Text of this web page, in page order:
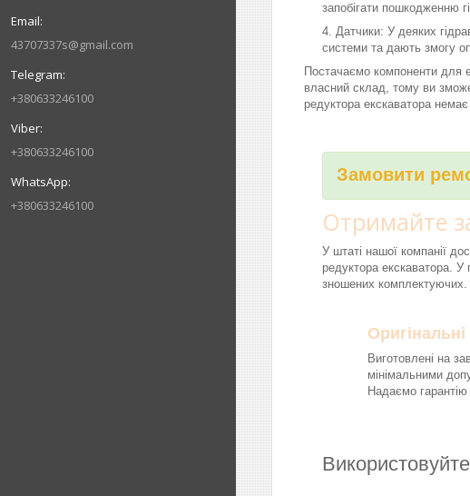
43707337s@gmail.com
+380633246100
+380633246100
+380633246100
запобігати пошкодженню
Датчики: У деяких
системи та дають змогу
Постачаємо компоненти для
власний склад, тому ви
редуктора екскаватора
Замовити
Отримайте
У штаті нашої компанії
редуктора екскаватора. У
зношених комплектуючих.
Оригінальні
Виготовлені на
мінімальними
Надаємо гарантію
Використовуйте